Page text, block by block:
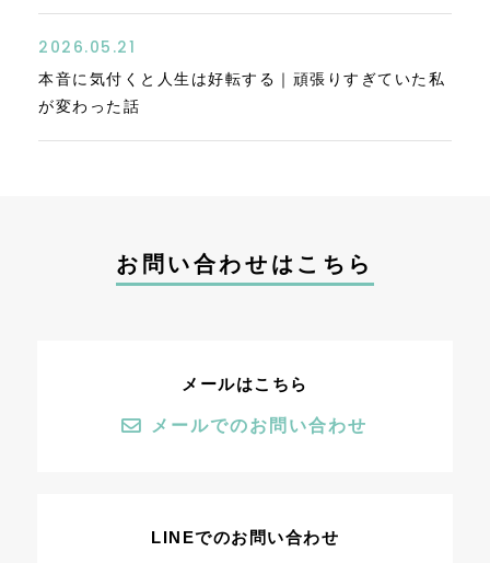
2026.05.21
本音に気付くと人生は好転する｜頑張りすぎていた私
が変わった話
お問い合わせはこちら
メールはこちら
メールでのお問い合わせ
LINEでのお問い合わせ